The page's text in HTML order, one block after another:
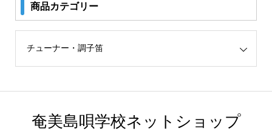
商品カテゴリー
奄美島唄学校ネットショップ